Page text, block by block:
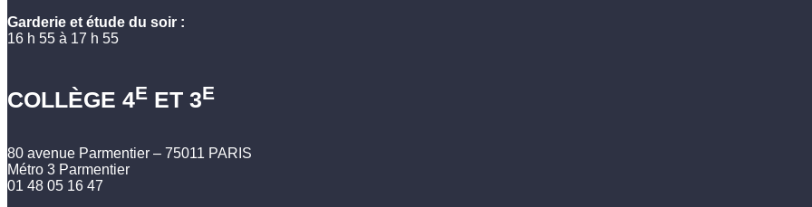
Garderie et étude du soir :
16 h 55 à 17 h 55
COLLÈGE 4E ET 3E
80 avenue Parmentier – 75011 PARIS
Métro 3 Parmentier
01 48 05 16 47